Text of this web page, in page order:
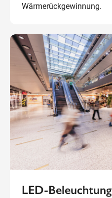
Wärmerückgewinnung.
LED-Beleuchtung